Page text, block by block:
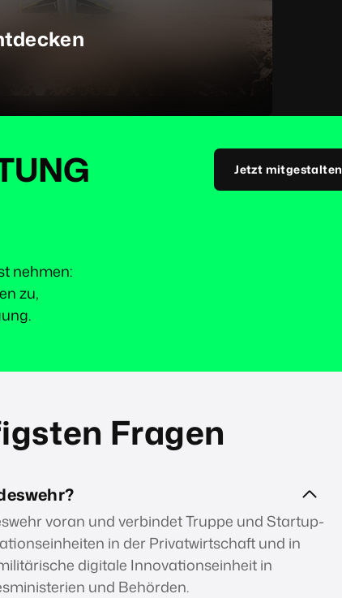
nehmen:
zu,
Jetzt mitgestalten
Fragen
voran und verbindet Truppe und Startup-
in der Privatwirtschaft und in
digitale Innovationseinheit in
und Behörden.